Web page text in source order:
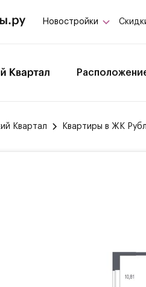
Новостройки
Квартал Квартиры в ЖК